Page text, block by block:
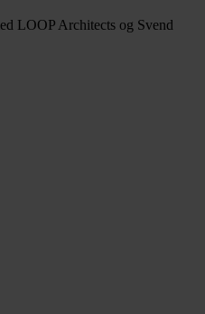
LOOP Architects og Svend